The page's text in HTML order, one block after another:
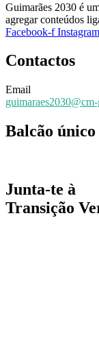
Guimarães 2030 é
agregar conteúdos
Facebook-f Instagram
Contactos
Email
Balcão
Junta-te à
Transição